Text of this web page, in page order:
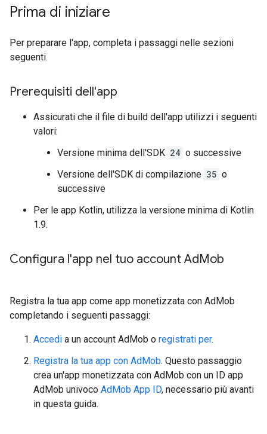
Prima di iniziare
Per preparare l'app, completa i passaggi nelle sezioni
seguenti.
Prerequisiti dell'app
Assicurati che il file di build dell'app utilizzi i seguenti
valori:
Versione minima dell'SDK 24 o successive
Versione dell'SDK di compilazione 35 o
successive
Per le app Kotlin, utilizza la versione minima di Kotlin
1.9.
Configura l'app nel tuo account AdMob
Registra la tua app come app monetizzata con AdMob
completando i seguenti passaggi:
Accedi a un account AdMob o registrati per.
Registra la tua app con AdMob. Questo passaggio
crea un'app monetizzata con AdMob con un ID app
AdMob univoco AdMob App ID, necessario più avanti
in questa guida.